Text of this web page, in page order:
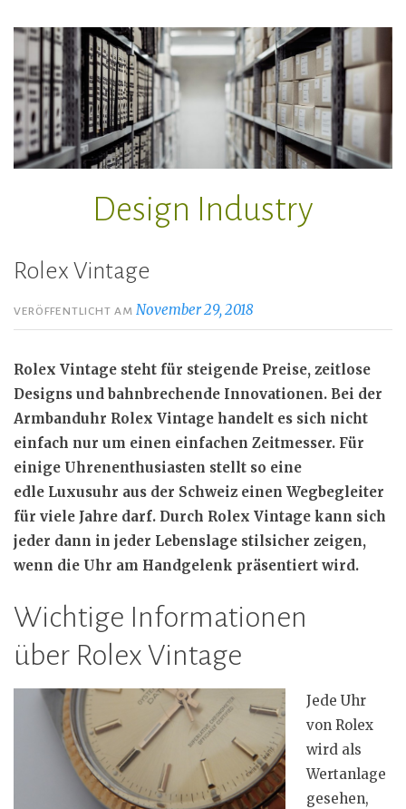
Zum
Inhalt
springen
Design Industry
Rolex Vintage
VERÖFFENTLICHT AMNovember 29, 2018
Rolex Vintage steht für steigende Preise, zeitlose
Designs und bahnbrechende Innovationen. Bei der
Armbanduhr Rolex Vintage handelt es sich nicht
einfach nur um einen einfachen Zeitmesser. Für
einige Uhrenenthusiasten stellt so eine
edle Luxusuhr aus der Schweiz einen Wegbegleiter
für viele Jahre darf. Durch Rolex Vintage kann sich
jeder dann in jeder Lebenslage stilsicher zeigen,
wenn die Uhr am Handgelenk präsentiert wird.
Wichtige Informationen
über Rolex Vintage
Jede Uhr
von Rolex
wird als
Wertanlage
gesehen,